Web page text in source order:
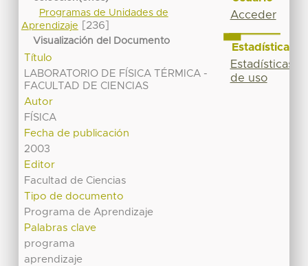
Programas de Unidades de
Aprendizaje
[236]
Visualización del Documento
Título
LABORATORIO DE FÍSICA TÉRMICA -
FACULTAD DE CIENCIAS
Autor
FÍSICA
Fecha de publicación
2003
Editor
Facultad de Ciencias
Tipo de documento
Programa de Aprendizaje
Palabras clave
programa
aprendizaje
Acceder
Estadísticas
Estadísticas
de uso